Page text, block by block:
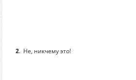
2. Не, никчему это!